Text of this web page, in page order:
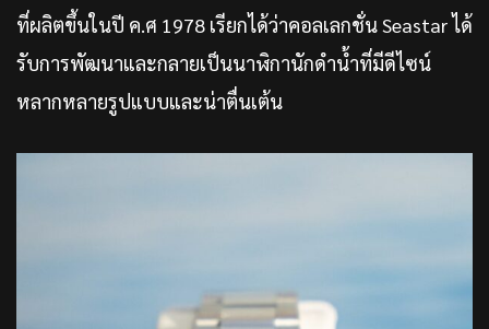
ที่ผลิตขึ้นในปี ค.ศ 1978 เรียกได้ว่าคอลเลกชั่น Seastar ได้
รับการพัฒนาและกลายเป็นนาฬิกานักดำน้ำที่มีดีไซน์
หลากหลายรูปแบบและน่าตื่นเต้น